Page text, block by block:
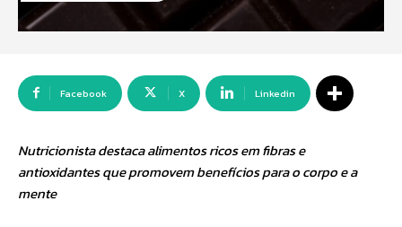
Facebook X Linkedin
Nutricionista destaca alimentos ricos em fibras e
antioxidantes que promovem benefícios para o corpo e a
mente